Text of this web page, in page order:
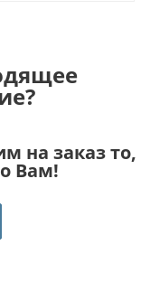
на заказ то,
Вам!